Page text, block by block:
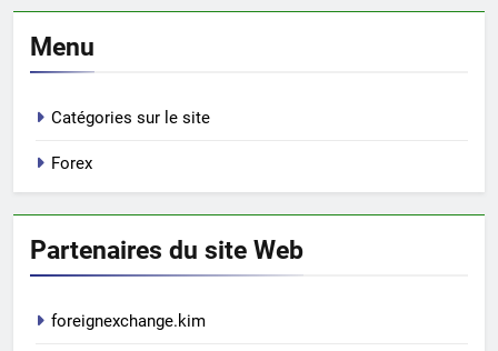
Menu
Catégories sur le site
Forex
Partenaires du site Web
foreignexchange.kim